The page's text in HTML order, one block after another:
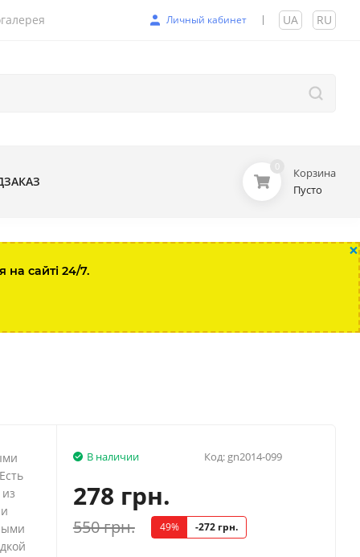
Личный кабинет UA RU
0
Корзина
Пусто
×
сайті 24/7.
В наличии Код: gn2014-099
278 грн.
550 грн. 49% -272 грн.